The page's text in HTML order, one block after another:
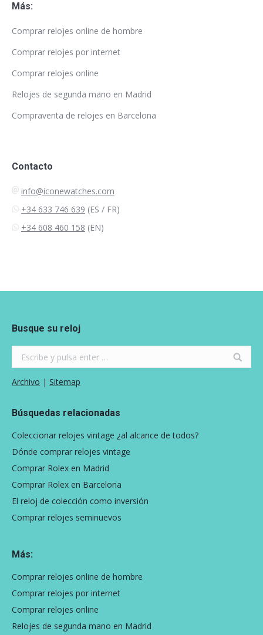
Más:
Comprar relojes online de hombre
Comprar relojes por internet
Comprar relojes online
Relojes de segunda mano en Madrid
Compraventa de relojes en Barcelona
Contacto
info@iconewatches.com
+34 633 746 639 (ES / FR)
+34 608 460 158 (EN)
Busque su reloj
Archivo | Sitemap
Búsquedas relacionadas
Coleccionar relojes vintage ¿al alcance de todos?
Dónde comprar relojes vintage
Comprar Rolex en Madrid
Comprar Rolex en Barcelona
El reloj de colección como inversión
Comprar relojes seminuevos
Más:
Comprar relojes online de hombre
Comprar relojes por internet
Comprar relojes online
Relojes de segunda mano en Madrid